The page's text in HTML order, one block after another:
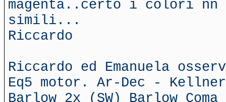
magenta..certo i colori nn
simili...
Riccardo
Riccardo ed Emanuela
Eq5 motor. Ar-Dec -
Barlow 2x (SW) Barlow